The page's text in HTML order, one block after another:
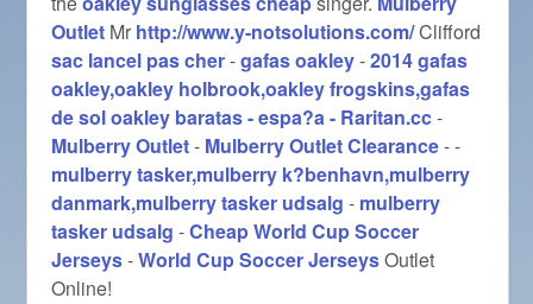
Outlet Mr http://www.y-notsolutions.com/Clifford
sac lancel pas cher-gafas oakley-2014 gafas
oakley,oakley holbrook,oakley frogskins,gafas
de sol oakley baratas - espa?a - Raritan.cc-
Mulberry Outlet- Mulberry Outlet Clearance--
mulberry tasker,mulberry k?benhavn,mulberry
danmark,mulberry tasker udsalg - mulberry
tasker udsalg -Cheap World Cup Soccer
Jerseys-World Cup Soccer JerseysOutlet
Online!